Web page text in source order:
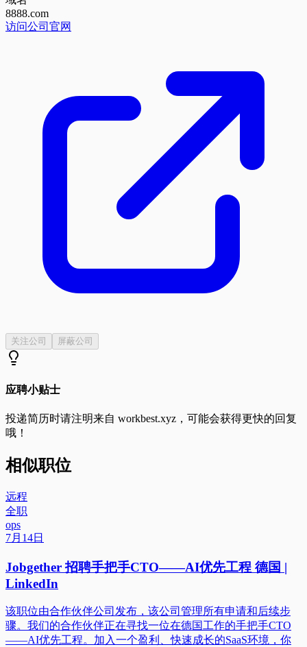
8888.com
访问公司官网
关注公司 屏蔽公司
应聘小贴士
投递简历时请注明来自 workbest.xyz ，可能会获得更快的回复
哦！
相似职位
远程
全职
ops
7月14日
Jobgether 招聘手把手CTO——AI优先工程 德国 |
LinkedIn
该职位由合作伙伴公司发布，该公司管理所有申请和后续步
骤。我们的合作伙伴正在寻找一位在德国工作的手把手CTO
——AI优先工程。加入一个盈利、快速成长的SaaS环境，你